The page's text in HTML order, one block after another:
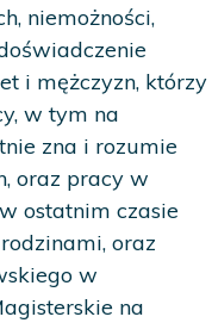
niemożności,
i mężczyzn, którzy
w tym na
zna i rozumie
oraz pracy w
ostatnim czasie
oraz
w
na